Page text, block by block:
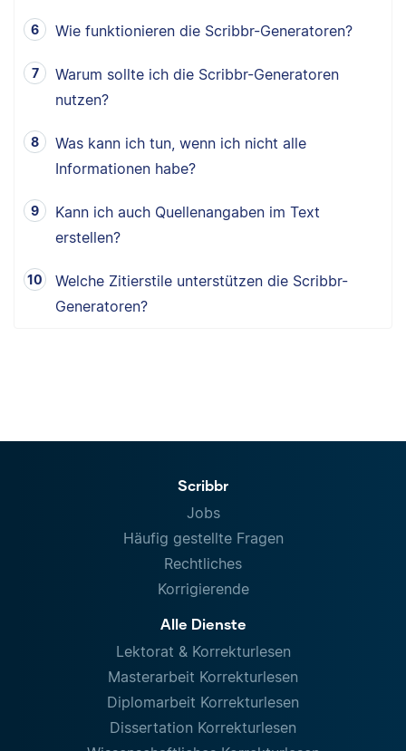
Wie funktionieren die Scribbr-Generatoren?
Warum sollte ich die Scribbr-Generatoren
nutzen?
Was kann ich tun, wenn ich nicht alle
Informationen habe?
Kann ich auch Quellenangaben im Text
erstellen?
Welche Zitierstile unterstützen die Scribbr-
Generatoren?
Scribbr
Jobs
Häufig gestellte Fragen
Rechtliches
Korrigierende
Alle Dienste
Lektorat & Korrekturlesen
Masterarbeit Korrekturlesen
Diplomarbeit Korrekturlesen
Dissertation Korrekturlesen